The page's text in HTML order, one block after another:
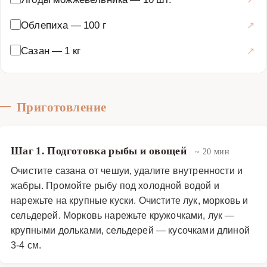
Облепиха — 100 г
Сазан— 1 кг
Приготовление
Шаг 1. Подготовка рыбы и овощей ~ 20 мин
Очистите сазана от чешуи, удалите внутренности и
жабры. Промойте рыбу под холодной водой и
нарежьте на крупные куски. Очистите лук, морковь и
сельдерей. Морковь нарежьте кружочками, лук —
крупными дольками, сельдерей — кусочками длиной
3-4 см.